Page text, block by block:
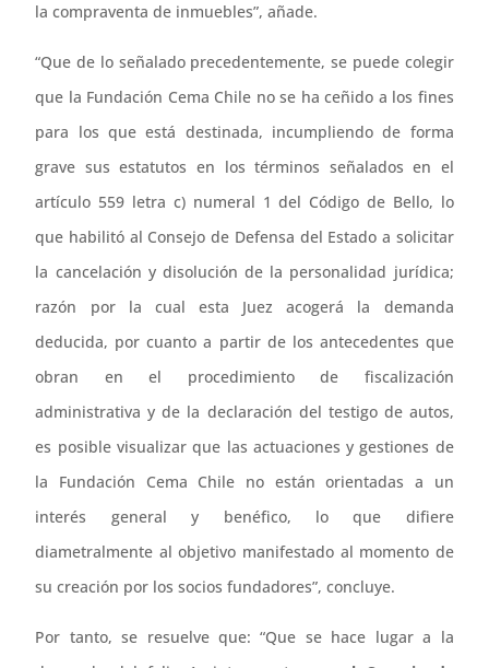
la compraventa de inmuebles”, añade.
“Que de lo señalado precedentemente, se puede colegir
que la Fundación Cema Chile no se ha ceñido a los fines
para los que está destinada, incumpliendo de forma
grave sus estatutos en los términos señalados en el
artículo 559 letra c) numeral 1 del Código de Bello, lo
que habilitó al Consejo de Defensa del Estado a solicitar
la cancelación y disolución de la personalidad jurídica;
razón por la cual esta Juez acogerá la demanda
deducida, por cuanto a partir de los antecedentes que
obran en el procedimiento de fiscalización
administrativa y de la declaración del testigo de autos,
es posible visualizar que las actuaciones y gestiones de
la Fundación Cema Chile no están orientadas a un
interés general y benéfico, lo que difiere
diametralmente al objetivo manifestado al momento de
su creación por los socios fundadores”, concluye.
Por tanto, se resuelve que: “Que se hace lugar a la